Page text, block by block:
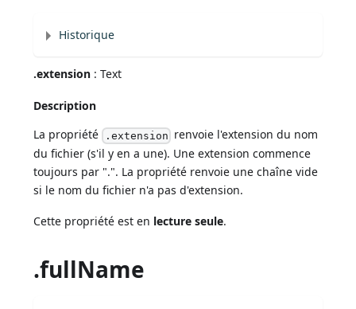
Historique
.extension : Text
Description
La propriété .extension renvoie l'extension du nom
du fichier (s'il y en a une). Une extension commence
toujours par ".". La propriété renvoie une chaîne vide
si le nom du fichier n'a pas d'extension.
Cette propriété est en lecture seule.
.fullName